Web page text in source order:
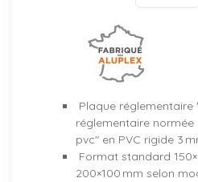
Plaque réglementaire
réglementaire
pvc" en PVC rigide 3
Format standard
200×100 mm selon